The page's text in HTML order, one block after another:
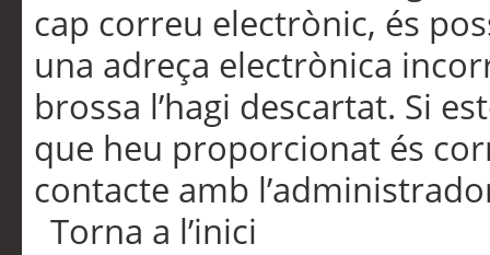
cap correu electrònic, és
una adreça electrònica
brossa l’hagi descartat. Si
que heu proporcionat és
contacte amb
Torna a l’inici